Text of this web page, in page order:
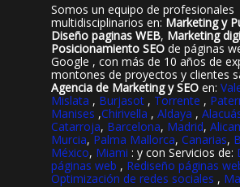
Somos un equipo de profesionales
multidisciplinarios en:Marketing y
Diseño paginas WEB, Marketing
Posicionamiento SEO de páginas
Google , con más de 10 años de
montones de proyectos y clientes
Agencia de Marketing y SEO en:
Mislata , Burjasot , Torrente ,
Manises ,Chirivella , Aldaya ,
Catarroja, Barcelona, Madrid,
Murcia,Palma Mallorca, Canarias,
México, Miami : y con Servicios de:
páginas web , Rediseño páginas
Optimización de redes sociales ,